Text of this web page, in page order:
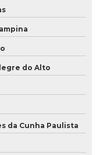
do Alto
da Cunha Paulista